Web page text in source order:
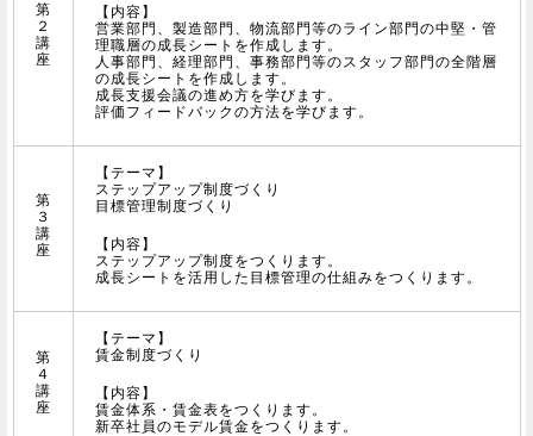
第
２
講
座
【内容】
営業部門、製造部門、物流部門等のライン部門の中堅・管
理職層の成長シートを作成します。
人事部門、経理部門、事務部門等のスタッフ部門の全階層
の成長シートを作成します。
成長支援会議の進め方を学びます。
評価フィードバックの方法を学びます。
第
３
講
座
【テーマ】
ステップアップ制度づくり
目標管理制度づくり
【内容】
ステップアップ制度をつくります。
成長シートを活用した目標管理の仕組みをつくります。
第
４
講
座
【テーマ】
賃金制度づくり
【内容】
賃金体系・賃金表をつくります。
新卒社員のモデル賃金をつくります。